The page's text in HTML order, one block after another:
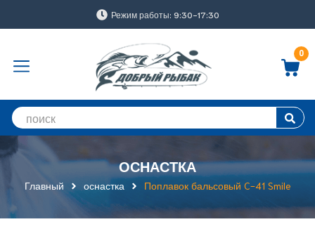
Режим работы: 9:30-17:30
0
ОСНАСТКА
Главный оснастка Поплавок бальсовый C-41 Smile